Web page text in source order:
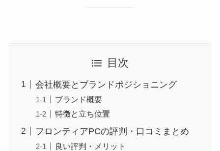
目次
会社概要とブランドポジショニング
ブランド概要
特徴と立ち位置
フロンティアPCの評判・口コミまとめ
良い評判・メリット